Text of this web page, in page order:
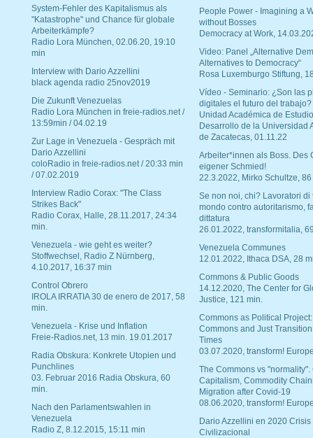
System-Fehler des Kapitalismus als
"Katastrophe" und Chance für globale
Arbeiterkämpfe?
Radio Lora München, 02.06.20, 19:10
min
Interview with Dario Azzellini
black agenda radio 25nov2019
Die Zukunft Venezuelas
Radio Lora München in freie-radios.net /
13:59min / 04.02.19
Zur Lage in Venezuela - Gespräch mit
Dario Azzellini
coloRadio in freie-radios.net / 20:33 min
/ 07.02.2019
Interview Radio Corax: "The Class
Strikes Back"
Radio Corax, Halle, 28.11.2017, 24:34
min.
Venezuela - wie geht es weiter?
Stoffwechsel, Radio Z Nürnberg,
4.10.2017, 16:37 min
Control Obrero
IROLA IRRATIA 30 de enero de 2017, 58
min.
Venezuela - Krise und Inflation
Freie-Radios.net, 13 min. 19.01.2017
Radia Obskura: Konkrete Utopien und
Punchlines
03. Februar 2016 Radia Obskura, 60
min.
Nach den Parlamentswahlen in
Venezuela
Radio Z, 8.12.2015, 15:11 min
People Power - Imagining a
without Bosses
Democracy at Work,
Video: Panel „Alternative
Alternatives to Democracy“
Rosa Luxemburgo Stiftung,
Vídeo - Seminario: ¿Son las
digitales el futuro del trabajo?
Unidad Académica de
Desarrollo de la Universidad
de Zacatecas, 01.11.22
Arbeiter*innen als Boss. Des
eigener Schmied!
22.3.2022, Mirko Schultze, 86
Se non noi, chi? Lavoratori di
mondo contro autoritarismo,
dittatura
26.01.2022, transformitalia,
Venezuela Communes
12.01.2022, Ithaca DSA, 28
Commons & Public Goods
14.12.2020, The Center for
Justice, 121 min.
Commons as Political Project:
Commons and Just
Times
03.07.2020, transform!
The Commons vs "normality".
Capitalism, Commodity
Migration after Covid-19
08.06.2020, transform!
Dario Azzellini en 2020 Crisis
Civilizacional